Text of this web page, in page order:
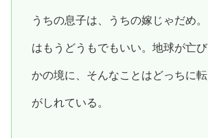
うちの息子は、うちの嫁じゃだめ
はもうどうもでもいい。地球が亡
かの境に、そんなことはどっちに
がしれている。